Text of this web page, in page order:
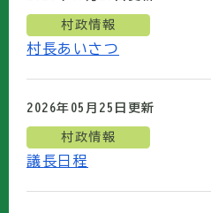
村政情報
村長あいさつ
2026年05月25日 更新
村政情報
議長日程